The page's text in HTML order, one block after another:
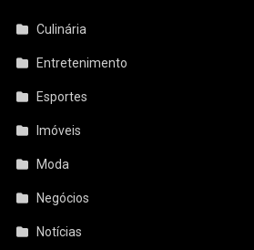
Culinária
Entretenimento
Esportes
Imóveis
Moda
Negócios
Notícias